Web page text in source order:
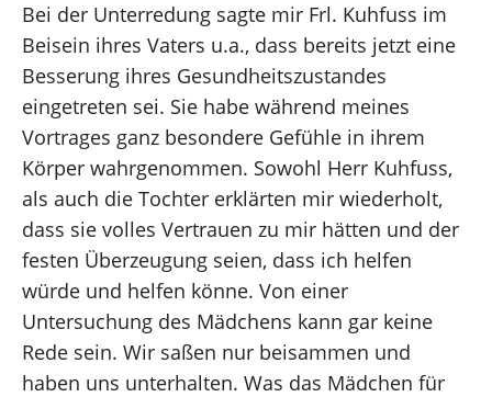
Bei der Unterredung sagte mir Frl. Kuhfuss im
Beisein ihres Vaters u.a., dass bereits jetzt eine
Besserung ihres Gesundheitszustandes
eingetreten sei. Sie habe während meines
Vortrages ganz besondere Gefühle in ihrem
Körper wahrgenommen. Sowohl Herr Kuhfuss,
als auch die Tochter erklärten mir wiederholt,
dass sie volles Vertrauen zu mir hätten und der
festen Überzeugung seien, dass ich helfen
würde und helfen könne. Von einer
Untersuchung des Mädchens kann gar keine
Rede sein. Wir saßen nur beisammen und
haben uns unterhalten. Was das Mädchen für